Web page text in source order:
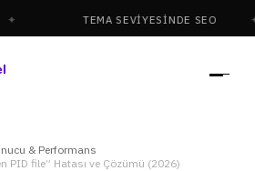
TEMA SEVIYESINDE SEO
& Performans
PID file” Hatası ve Çözümü (2026)